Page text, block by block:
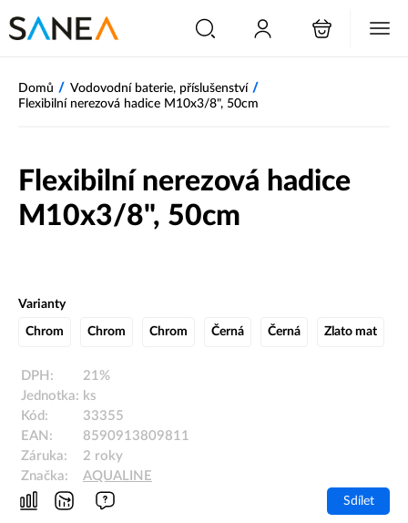
Domů / Vodovodní baterie, příslušenství /
Flexibilní nerezová hadice M10x3/8", 50cm
Flexibilní nerezová hadice
M10x3/8", 50cm
Varianty
Chrom Chrom Chrom Černá Černá Zlato mat
DPH:
21%
Jednotka: ks
Kód:
33355
EAN:
8590913809811
Záruka:
2 roky
Značka:
AQUALINE
Sdílet